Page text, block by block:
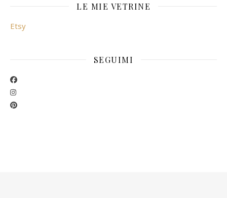
LE MIE VETRINE
Etsy
SEGUIMI